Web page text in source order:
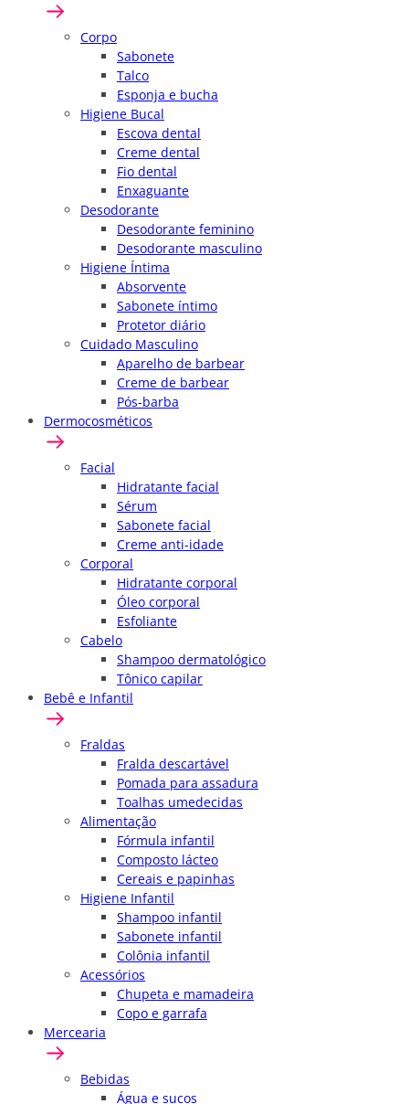
Corpo
Sabonete
Talco
Esponja e bucha
Higiene Bucal
Escova dental
Creme dental
Fio dental
Enxaguante
Desodorante
Desodorante feminino
Desodorante masculino
Higiene Íntima
Absorvente
Sabonete íntimo
Protetor diário
Cuidado Masculino
Aparelho de barbear
Creme de barbear
Pós-barba
Dermocosméticos
Facial
Hidratante facial
Sérum
Sabonete facial
Creme anti-idade
Corporal
Hidratante corporal
Óleo corporal
Esfoliante
Cabelo
Shampoo dermatológico
Tônico capilar
Bebê e Infantil
Fraldas
Fralda descartável
Pomada para assadura
Toalhas umedecidas
Alimentação
Fórmula infantil
Composto lácteo
Cereais e papinhas
Higiene Infantil
Shampoo infantil
Sabonete infantil
Colônia infantil
Acessórios
Chupeta e mamadeira
Copo e garrafa
Mercearia
Bebidas
Água e sucos